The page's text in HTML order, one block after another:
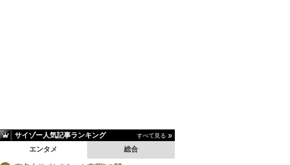
サイゾー人気記事ランキング すべて見る
エンタメ 総合